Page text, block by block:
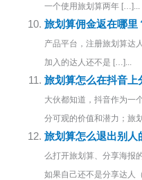
一个使用旅划算两年 […]...
旅划算佣金返在哪里
产品平台，注册旅划算达
加入的达人还不是 […]...
旅划算怎么在抖音上
大伙都知道，抖音作为一
分可观的价值和潜力；旅
旅划算怎么退出别人
么打开旅划算、分享海报
如果自己还不是分享达人